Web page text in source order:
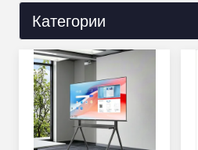
Категории